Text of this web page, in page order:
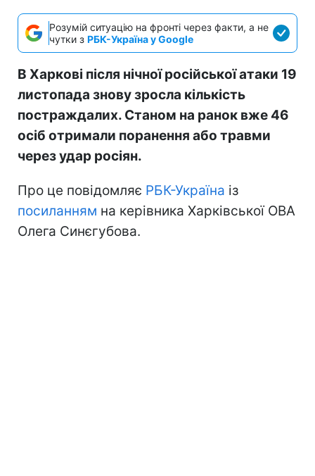
Розумій ситуацію на фронті через факти, а не
чутки з РБК-Україна у Google
В Харкові після нічної російської атаки 19
листопада знову зросла кількість
постраждалих. Станом на ранок вже 46
осіб отримали поранення або травми
через удар росіян.
Про це повідомляє РБК-Україна із
посиланням на керівника Харківської ОВА
Олега Синєгубова.